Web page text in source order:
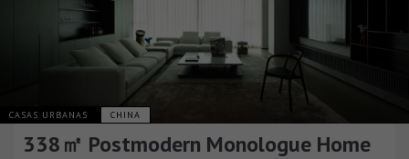
CASAS URBANAS CHINA
338㎡ Postmodern Monologue Home